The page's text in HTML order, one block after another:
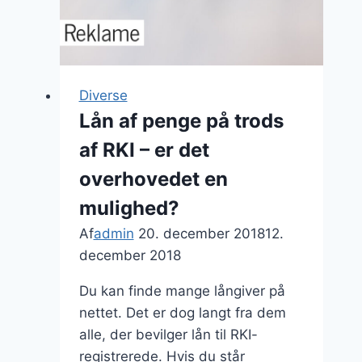
Diverse
Lån af penge på trods
af RKI – er det
overhovedet en
mulighed?
Afadmin 20. december 201812.
december 2018
Du kan finde mange långiver på
nettet. Det er dog langt fra dem
alle, der bevilger lån til RKI-
registrerede. Hvis du står